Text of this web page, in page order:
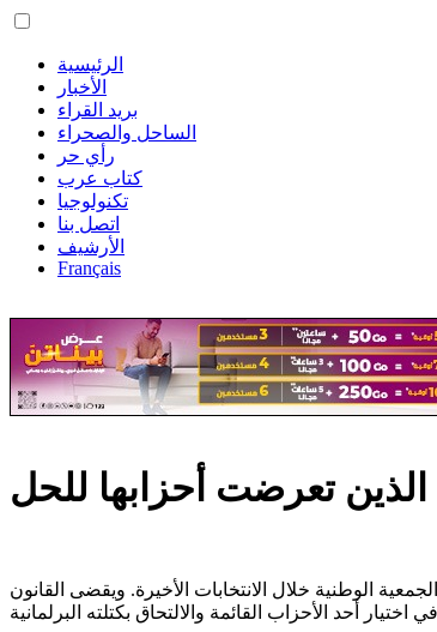
الرئيسية
الأخبار
بريد القراء
الساحل والصحراء
رأي حر
كتاب عرب
تكنولوجيا
اتصل بنا
الأرشيف
Français
تعرضت أحزابها للحل
إلى اختفاء 7 أحزاب أوصلت مجموعة من النواب إلى الجمعية الوطنية خلال الانتخابات الأخيرة. ويقضى القانون